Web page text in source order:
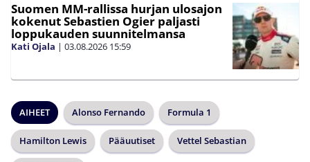
Suomen MM-rallissa hurjan ulosajon
kokenut Sebastien Ogier paljasti
loppukauden suunnitelmansa
Kati Ojala | 03.08.2026 15:59
AIHEET Alonso Fernando Formula 1
Hamilton Lewis Pääuutiset Vettel Sebastian